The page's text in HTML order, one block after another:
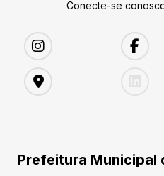
Conecte-se
Prefeitura Municipal